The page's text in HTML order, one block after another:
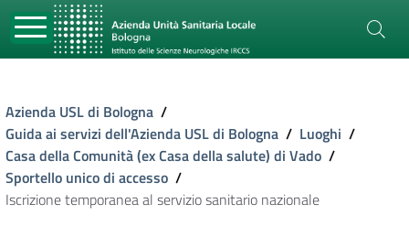
Azienda USL di Bologna /
Guida ai servizi dell'Azienda USL di Bologna / Luoghi /
Casa della Comunità (ex Casa della salute) di Vado /
Sportello unico di accesso /
Iscrizione temporanea al servizio sanitario nazionale